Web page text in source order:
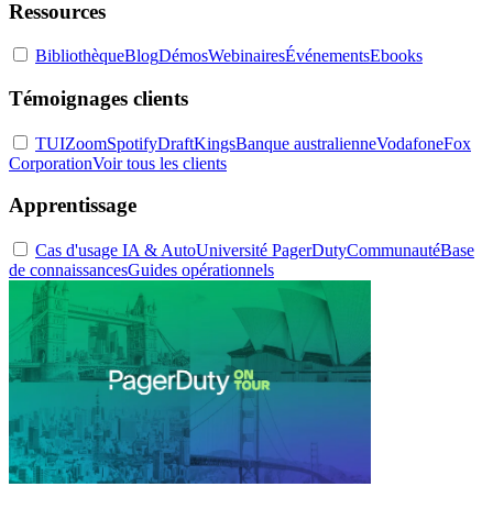
Ressources
BibliothèqueBlogDémosWebinairesÉvénementsEbooks
Témoignages clients
TUIZoomSpotifyDraftKingsBanque australienneVodafoneFox
CorporationVoir tous les clients
Apprentissage
Cas d'usage IA & AutoUniversité PagerDutyCommunautéBase
de connaissancesGuides opérationnels